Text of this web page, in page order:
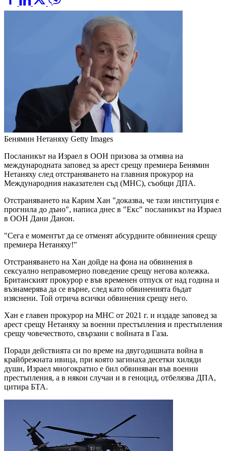
Бенямин Нетаняху Getty Images
Посланикът на Израел в ООН призова за отмяна на
международната заповед за арест срещу премиера Бенямин
Нетаняху след отстраняването на главния прокурор на
Международния наказателен съд (МНС), съобщи ДПА.
Отстраняването на Карим Хан "доказва, че тази институция е
прогнила до дъно", написа днес в "Екс" посланикът на Израел
в ООН Дани Данон.
"Сега е моментът да се отменят абсурдните обвинения срещу
премиера Нетаняху!"
Отстраняването на Хан дойде на фона на обвинения в
сексуално неправомерно поведение срещу негова колежка.
Британският прокурор е във временен отпуск от над година и
възнамерява да се върне, след като обвиненията бъдат
изяснени. Той отрича всички обвинения срещу него.
Хан е главен прокурор на МНС от 2021 г. и издаде заповед за
арест срещу Нетаняху за военни престъпления и престъпления
срещу човечеството, свързани с войната в Газа.
Поради действията си по време на двугодишната война в
крайбрежната ивица, при която загинаха десетки хиляди
души, Израел многократно е бил обвиняван във военни
престъпления, а в някои случаи и в геноцид, отбелязва ДПА,
цитира БТА.